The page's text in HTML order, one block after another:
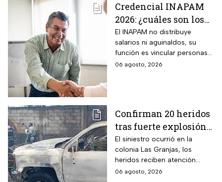
del Reglamento de Tránsito
estatal mexiquense.
Credencial INAPAM
2026: ¿cuáles son los
requisitos para
tramitarla gratis y
cómo acceder a un
empleo de $9,582 al
El INAPAM no distribuye
salarios ni aguinaldos, su
función es vincular personas
con ofertas laborales, quienes
06 agosto, 2026
Confirman 20 heridos
tras fuerte explosión
de pipa de gas en
Cuernavaca, Morelos
El siniestro ocurrió en la
colonia Las Granjas, los
heridos reciben atención
médica en distintos
06 agosto, 2026